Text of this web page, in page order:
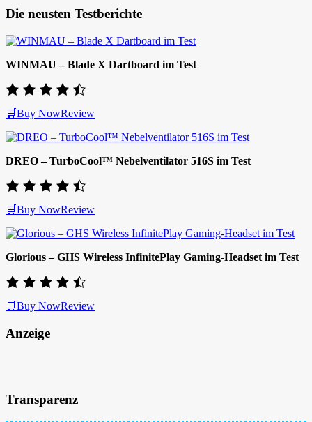
Die neusten Testberichte
WINMAU – Blade X Dartboard im Test
🛒Buy NowReview
DREO – TurboCool™ Nebelventilator 516S im Test
🛒Buy NowReview
Glorious – GHS Wireless InfinitePlay Gaming-Headset im Test
🛒Buy NowReview
Anzeige
Transparenz